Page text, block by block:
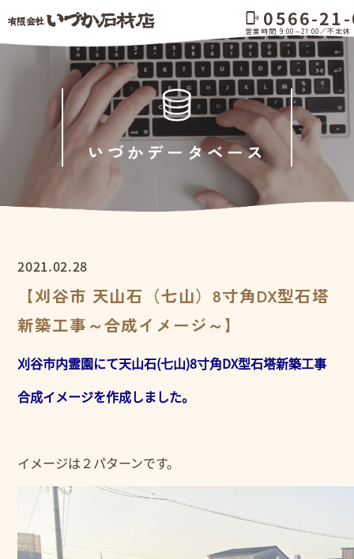
いづかデータベース
2021.02.28
【刈谷市 天山石（七山）8寸角DX型石塔
新築工事～合成イメージ～】
刈谷市内霊園にて天山石(七山)8寸角DX型石塔新築工事
合成イメージを作成しました。
イメージは２パターンです。
phonelink_ring 0566-
営業時間 9:00～21:00／不定休